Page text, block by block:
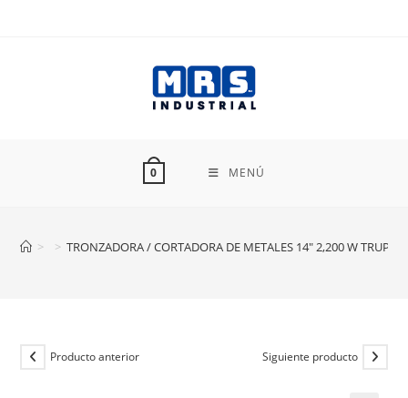
0 MENÚ
> > TRONZADORA / CORTADORA DE METALES 14″ 2,200 W
Producto anterior Siguiente producto